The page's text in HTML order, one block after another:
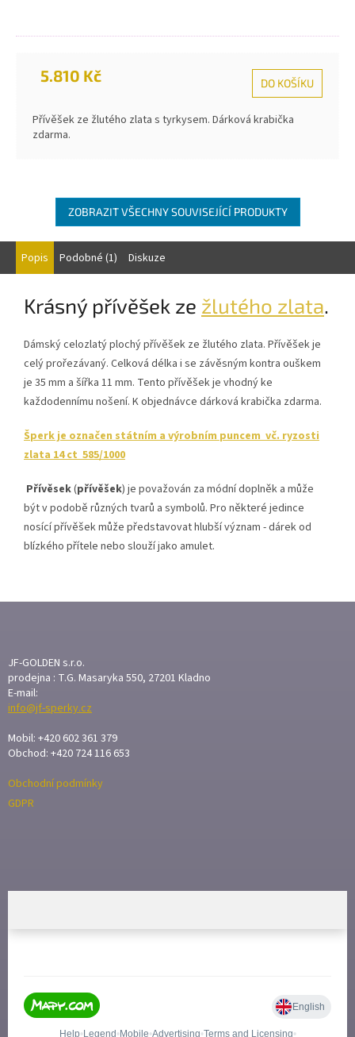
5.810 Kč DO KOŠÍKU
Přívěšek ze žlutého zlata s tyrkysem. Dárková krabička
zdarma.
ZOBRAZIT VŠECHNY SOUVISEJÍCÍ PRODUKTY
Popis Podobné (1) Diskuze
Krásný přívěšek ze žlutého zlata.
Dámský celozlatý plochý přívěšek ze žlutého zlata. Přívěšek je
celý prořezávaný. Celková délka i se závěsným kontra ouškem
je 35 mm a šířka 11 mm. Tento přívěšek je vhodný ke
každodennímu nošení. K objednávce dárková krabička zdarma.
Šperk je označen státním a výrobním puncem vč. ryzosti
zlata 14 ct 585/1000
Přívěsek(přívěšek) je považován za módní doplněk a může
být v podobě různých tvarů a symbolů. Pro některé jedince
nosící přívěšek může představovat hlubší význam - dárek od
blízkého přítele nebo slouží jako amulet.
A
T
JF-GOLDEN s.r.o.
prodejna : T.G. Masaryka 550, 27201 Kladno
E-mail:
info@jf-sperky.cz
Mobil: +420 602 361 379
Obchod: +420 724 116 653
Obchodní podmínky
GDPR